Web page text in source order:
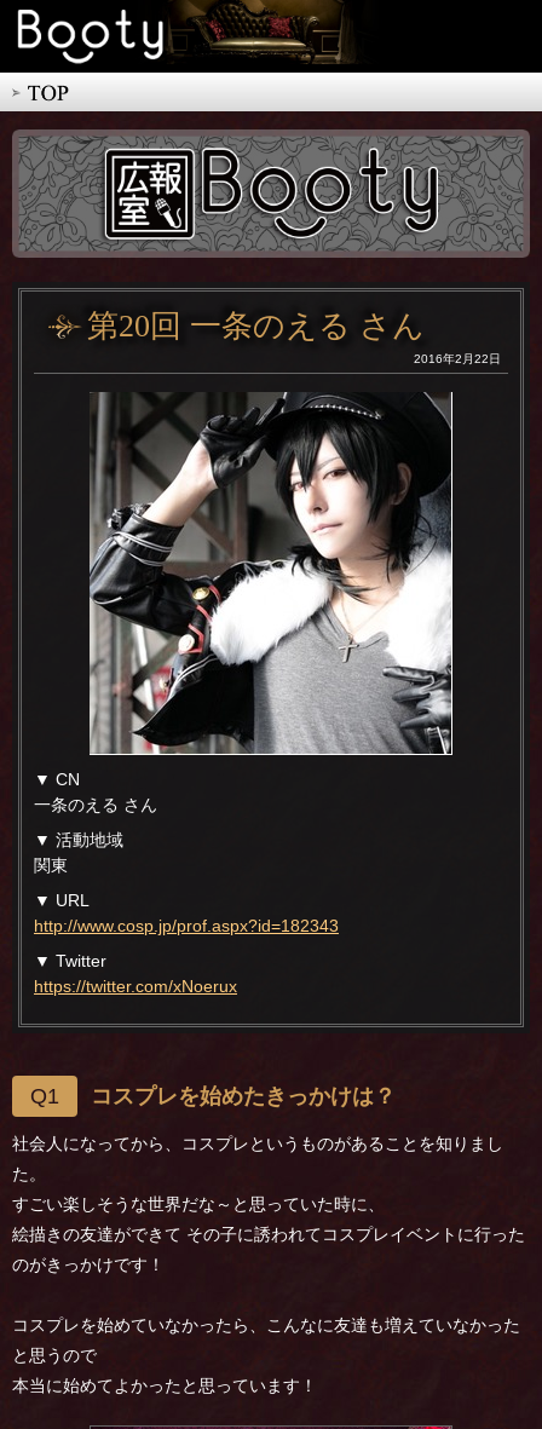
第20回 一条のえる さん
2016年2月22日
▼ CN
一条のえる さん
▼ 活動地域
関東
▼ URL
http://www.cosp.jp/prof.aspx?id=182343
▼ Twitter
https://twitter.com/xNoerux
Q1 コスプレを始めたきっかけは？
社会人になってから、コスプレというものがあることを知りまし
た。
すごい楽しそうな世界だな～と思っていた時に、
絵描きの友達ができて その子に誘われてコスプレイベントに行った
のがきっかけです！
コスプレを始めていなかったら、こんなに友達も増えていなかった
と思うので
本当に始めてよかったと思っています！